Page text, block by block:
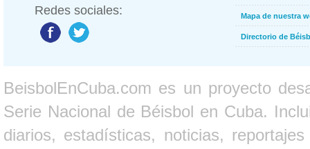
Redes sociales: Mapa de nuestra
Directorio de
BeisbolEnCuba.com es un proyecto
Serie Nacional de Béisbol en Cuba.
diarios, estadísticas, noticias,